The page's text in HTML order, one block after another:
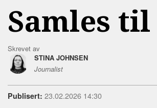
Samles
Skrevet av
STINA JOHNSEN
Journalist
Publisert: 23.02.2026 14:30